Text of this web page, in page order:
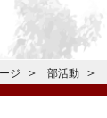
ジ 部活動